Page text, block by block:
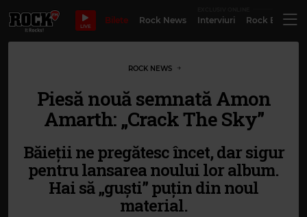
LIVE
Bilete Rock News Interviuri Rock
ROCK NEWS
Piesă nouă semnată Amon
Amarth: „Crack The Sky”
Băieții ne pregătesc încet, dar sigur
pentru lansarea noului lor album.
Hai să „guști” puțin din noul
material.